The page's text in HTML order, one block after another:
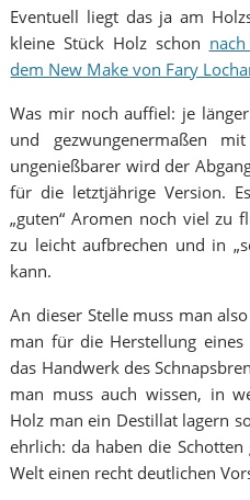
Eventuell liegt das ja am
kleine Stück Holz schon
dem New Make von Fary
Was mir noch auffiel: je
und gezwungenermaßen
ungenießbarer wird der
für die letztjährige Version.
„guten“ Aromen noch viel zu
zu leicht aufbrechen und in
kann.
An dieser Stelle muss man
man für die Herstellung
das Handwerk des
man muss auch wissen, in
Holz man ein Destillat lagern
ehrlich: da haben die
Welt einen recht deutlichen